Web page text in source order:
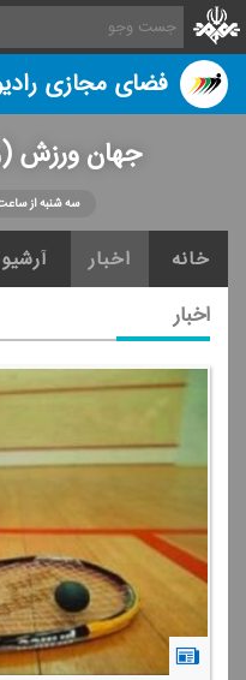
فضای مجازی
جهان ورزش
سه شنبه از ساعت 15:05 به مدت
خانه اخبار آرشیو
اخبار